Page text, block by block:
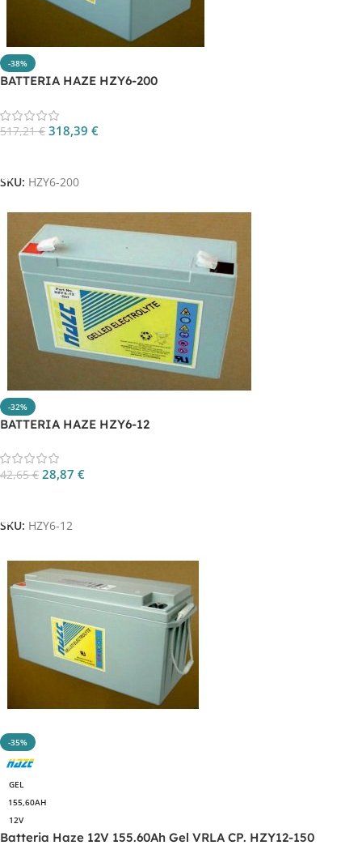
-38%
BATTERIA HAZE HZY6-200
517,21€ 318,39 €
SKU: HZY6-200
-32%
BATTERIA HAZE HZY6-12
42,65€ 28,87 €
SKU: HZY6-12
-35%
GEL
155,60AH
12V
Batteria Haze 12V 155.60Ah Gel VRLA CP. HZY12-150